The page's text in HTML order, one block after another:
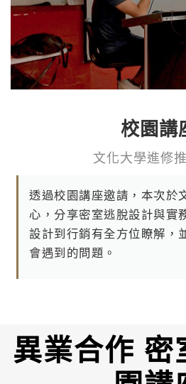
校園講
文 化 大 學 進 修
透過校園講座邀請，本次於
心，分享密室逃脫設計與實
設計到行銷有全方位瞭解，
會遇到的問題。
異業合作 密